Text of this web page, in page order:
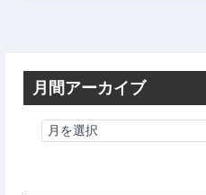
月間アーカイブ